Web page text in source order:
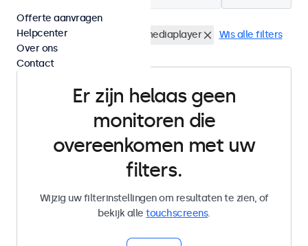
19 inch touchscreens USB mediaplayer Wis alle filters
Er zijn helaas geen
monitoren die
overeenkomen met uw
filters.
Wijzig uw filterinstellingen om resultaten te zien, of
bekijk alletouchscreens.
Offerte aanvragen
Helpcenter
Over ons
Contact